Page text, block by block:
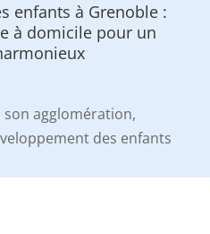
enfants à Grenoble :
à domicile pour un
agglomération,
des enfants